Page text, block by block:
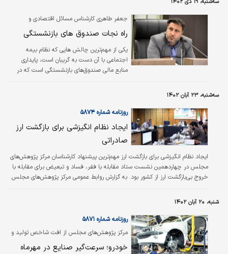
جعفر طاهری کارشناس مسائل اقتصادی و
راه نجات صندوق های بازنشستگی
یکی از مهم‌ترین چالش هایی که نظام بیمه
اجتماعی با آن دست به گریبان است، پایداری
منابع مالی صندوق‌های بازنشستگی است که در
سه‌شنبه، ۲۳ آبان ۱۴۰۲
روزنامه شماره ۵۸۷۴
ایجاد نظام انگیزشی برای بازگشت ارز
صادراتی
ایجاد نظام انگیزشی برای بازگشت ارز مهم‌ترین پیشنهاد کارشناسان مرکز پژوهش‌های
مجلس در چهاردهمین نشست ستاد مقابله با فقر، فساد و تبعیض برای مقابله با
خروج بی‌بازگشت ارز از کشور بود. به گزارش روابط عمومی مرکز پژوهش‌های مجلس
بابک نگاهداری، رئیس و جمعی از مدیران دفاتر تخصصی این مرکز برگزار شد.
محورهای این نشست شامل بررسی مواردی همچون عدم بازگشت ارز حاصل از
صادرات، کافی نبودن سرمایه در شبکه بانکی، ضعف در نحوه صدور ضمانت‌نامه‌های…
شنبه، ۲۰ آبان ۱۴۰۲
مرکز پژوهش‌های مجلس از افت شاخص تولید و
فروش خودرو خبر داد
روزنامه شماره ۵۸۷۱
خودرو؛ سرعت‌گیر صنایع در مهرماه